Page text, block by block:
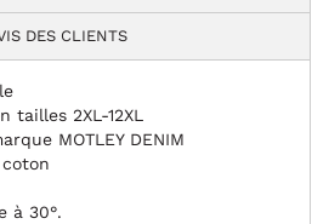
DES CLIENTS
tailles 2XL-12XL
MOTLEY DENIM
à 30°.